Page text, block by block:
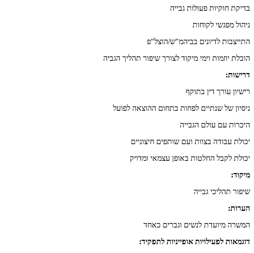
בדיקת חוקיות פעולות גבייה
ניהול מפגשי לקוחות
התייצבות לדיונים בביהמ"ש/הוצל"פ
הובלת יוזמות וימי מיקוד לצורך שיפור תהליך הגביה
דרישות:
רישיון עורך דין בתוקף
ניסיון של שנתיים לפחות בתחום ההוצאה לפועל
היכרות עם עולם הגבייה
יכולת עבודה בצוות ועם שותפים חיצוניים
יכולת לקבל החלטות באופן עצמאי ומדויק
מיקוד:
שיפור תהליכי גבייה
הערות:
המשרה מיועדת לנשים וגברים כאחד
דוגמאות לפעילויות אופייניות לתפקיד: